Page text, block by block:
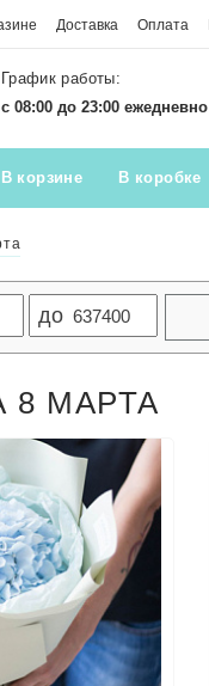
Доставка Оплата
График работы:
с 08:00 до 23:00 ежедневно
В корзине В коробке
до
8 МАРТА